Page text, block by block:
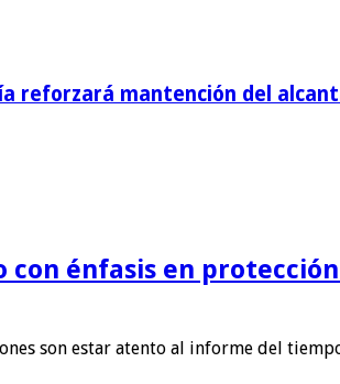
reforzará mantención del
con énfasis en
son estar atento al informe del